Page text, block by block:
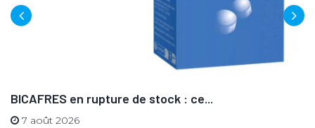
BICAFRES en rupture de stock : ce...
7 août 2026